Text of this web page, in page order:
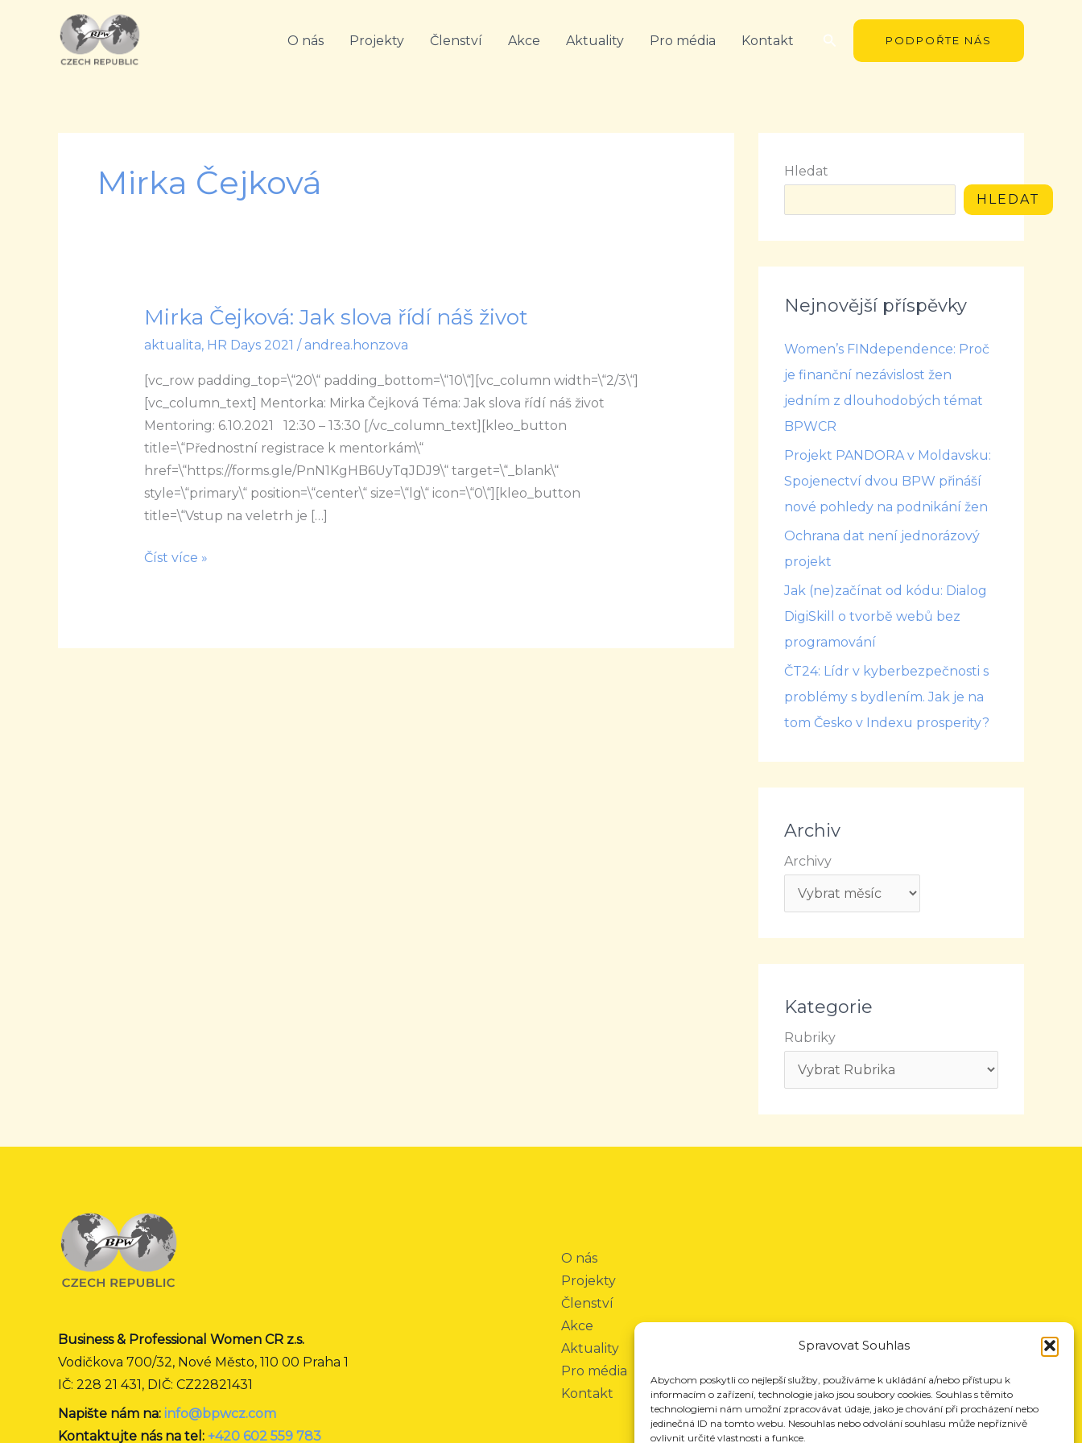
Spravovat Souhlas
Abychom poskytli co nejlepší služby, používáme k ukládání a/nebo přístupu k
informacím o zařízení, technologie jako jsou soubory cookies. Souhlas s těmito
technologiemi nám umožní zpracovávat údaje, jako je chování při procházení nebo
jedinečná ID na tomto webu. Nesouhlas nebo odvolání souhlasu může nepříznivě
ovlivnit určité vlastnosti a funkce.
O nás Projekty Členství Akce Aktuality Pro média Kontakt Hledat PODPOŘTE NÁS
Mirka Čejková
Mirka Čejková: Jak slova řídí náš život
aktualita, HR Days 2021 / andrea.honzova
[vc_row padding_top=\“20\“ padding_bottom=\“10\“][vc_column width=\“2/3\“]
[vc_column_text] Mentorka: Mirka Čejková Téma: Jak slova řídí náš život
Mentoring: 6.10.2021 12:30 – 13:30 [/vc_column_text][kleo_button
title=\“Přednostní registrace k mentorkám\“
href=\“https://forms.gle/PnN1KgHB6UyTqJDJ9\“ target=\“_blank\“
style=\“primary\“ position=\“center\“ size=\“lg\“ icon=\“0\“][kleo_button
title=\“Vstup na veletrh je […]
Mirka
Čejková:
slova
řídí
náš
život
Číst více »
Hledat
HLEDAT
Nejnovější příspěvky
Women’s FINdependence: Proč
je finanční nezávislost žen
jedním z dlouhodobých témat
BPWCR
Projekt PANDORA v Moldavsku:
Spojenectví dvou BPW přináší
nové pohledy na podnikání žen
Ochrana dat není jednorázový
projekt
Jak (ne)začínat od kódu: Dialog
DigiSkill o tvorbě webů bez
programování
ČT24: Lídr v kyberbezpečnosti s
problémy s bydlením. Jak je na
tom Česko v Indexu prosperity?
Archiv
Archivy
Kategorie
Rubriky
Business & Professional Women CR z.s.
Vodičkova 700/32, Nové Město, 110 00 Praha 1
IČ: 228 21 431, DIČ: CZ22821431
Napište nám na: info@bpwcz.com
Kontaktujte nás na tel: +420 602 559 783
O nás
Projekty
Členství
Akce
Aktuality
Pro média
Kontakt